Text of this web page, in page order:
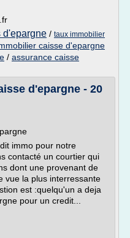
d'epargne / taux immobilier
caisse d'epargne
/ assurance caisse
d'epargne - 20
immo pour notre
contacté un courtier qui
dont une provenant de
vue la plus interressante
est :quelqu'un a deja
pour un credit...